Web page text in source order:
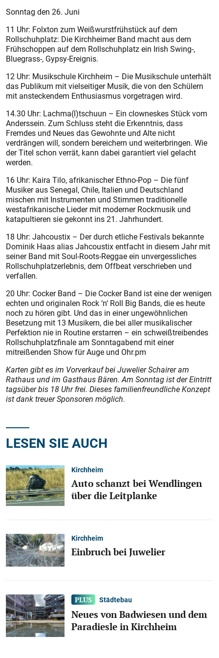
Sonntag den 26. Juni
11 Uhr: Folxton zum Weißwurstfrühstück auf dem
Rollschuhplatz: Die Kirchheimer Band macht aus dem
Frühschoppen auf dem Rollschuhplatz ein Irish Swing-,
Bluegrass-, Gypsy-Ereignis.
12 Uhr: Musikschule Kirchheim – Die Musikschule unterhält
das Pub­likum mit vielseitiger Musik, die von den Schülern
mit ansteckendem Enthusiasmus vorgetragen wird.
14.30 Uhr: Lachma(l)tschuun – Ein clowneskes Stück vom
Anderssein. Zum Schluss steht die Erkenntnis, dass
Fremdes und Neues das Gewohnte und Alte nicht
verdrängen will, sondern bereichern und weiterbringen. Wie
der Titel schon verrät, kann dabei garantiert viel gelacht
werden.
16 Uhr: Kaira Tilo, afrikanischer Ethno-Pop – Die fünf
Musiker aus Senegal, Chile, Italien und Deutschland
mischen mit Instrumenten und Stimmen traditionelle
westafrikanische Lieder mit moderner Rockmusik und
katapultieren sie gekonnt ins 21. Jahrhundert.
18 Uhr: Jahcoustix – Der durch etliche Festivals bekannte
Dominik Haas alias Jahcoustix entfacht in diesem Jahr mit
seiner Band mit Soul-Roots-Reggae ein unvergessliches
Rollschuhplatzerlebnis, dem Offbeat verschrieben und
verfallen.
20 Uhr: Cocker Band – Die Cocker Band ist eine der wenigen
echten und originalen Rock ‘n‘ Roll Big Bands, die es heute
noch zu hören gibt. Und das in einer ungewöhnlichen
Besetzung mit 13 Musikern, die bei aller musikalischer
Perfektion nie in Routine erstarren – ein schweißtreibendes
Rollschuhplatzfinale am Sonntagabend mit einer
mitreißenden Show für Auge und Ohr.pm
Karten gibt es im Vorverkauf bei Juwelier Schairer am
Rathaus und im Gasthaus Bären. Am Sonntag ist der Eintritt
tagsüber bis 18 Uhr frei. Dieses familienfreundliche Konzept
ist dank treuer Sponsoren möglich.
LESEN SIE AUCH
Kirchheim
Auto schanzt bei Wendlingen
über die Leitplanke
Kirchheim
Einbruch bei Juwelier
Städtebau
Neues von Badwiesen und dem
Paradiesle in Kirchheim